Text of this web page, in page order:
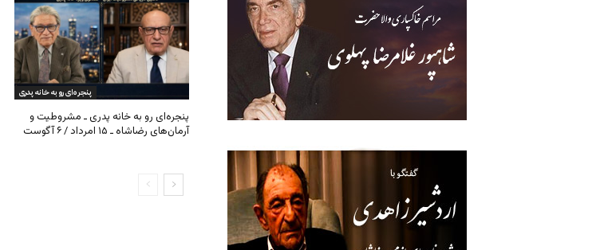
پنجره‌ای رو به خانه پدری
پنجره‌ای رو به خانه پدری ـ مشروطیت و
آرمان‌های رضاشاه ـ ۱۵ امرداد / ۶ آگوست